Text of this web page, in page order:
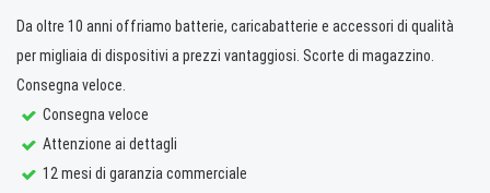
Da oltre 10 anni offriamo batterie, caricabatterie e accessori di qualità
per migliaia di dispositivi a prezzi vantaggiosi. Scorte di magazzino.
Consegna veloce.
Consegna veloce
Attenzione ai dettagli
12 mesi di garanzia commerciale